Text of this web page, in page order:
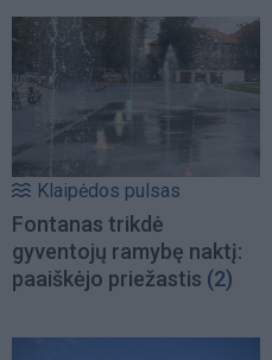
Klaipėdos pulsas
Fontanas trikdė
gyventojų ramybę naktį:
paaiškėjo priežastis (2)